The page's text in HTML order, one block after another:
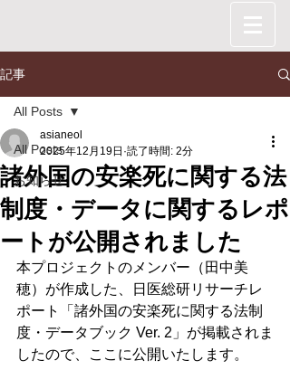
記事
All Posts
お知らせ
All Posts
諸外国の安楽死に関する法
制度・データに関するレポ
ートが公開されました
asianeol
2025年12月19日 読了時間: 2分
本プロジェクトのメンバー（田中美
穂）が作成した、日医総研リサーチレ
ポート「諸外国の安楽死に関する法制
度・データブック Ver. 2」が掲載されま
したので、ここに公開いたします。